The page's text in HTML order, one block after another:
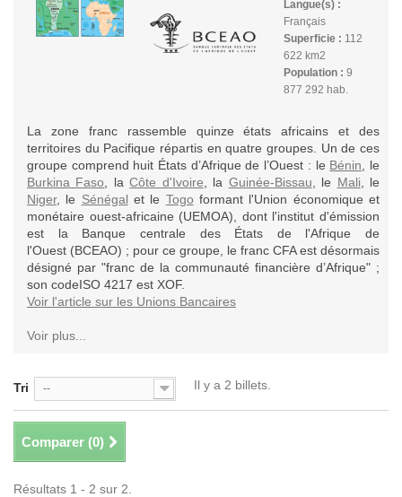
Langue(s) :
Français
Superficie : 112
622 km2
Population : 9
877 292 hab.
La zone franc rassemble quinze états africains et des
territoires du Pacifique répartis en quatre groupes. Un de ces
groupe comprend huit États d’Afrique de l’Ouest : le Bénin , le
Burkina Faso , laCôte d'Ivoire , la Guinée-Bissau , le Mali , le
Niger, le Sénégal et le Togo formant l'Union économique et
monétaire ouest-africaine (UEMOA), dont l'institut d'émission
est la Banque centrale des États de l'Afrique de
l'Ouest (BCEAO) ; pour ce groupe, le franc CFA est désormais
désigné par "franc de la communauté financière d’Afrique" ;
son codeISO 4217 est XOF.
Voir l'article sur les Unions Bancaires
Voir plus...
Tri -- Il y a 2 billets.
Comparer (0)
Résultats 1 - 2 sur 2.